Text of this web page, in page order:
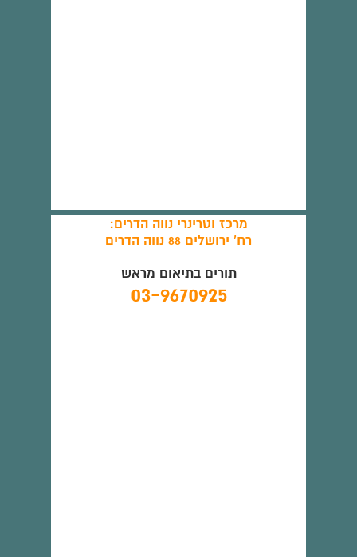
מרכז וטרינרי נווה הדרים:
רח' ירושלים 88 נווה הדרים
תורים בתיאום מראש
03-9670925